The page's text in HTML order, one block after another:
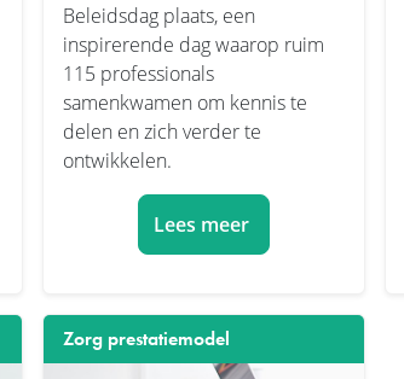
Beleidsdag plaats, een
inspirerende dag waarop ruim
115 professionals
samenkwamen om kennis te
delen en zich verder te
ontwikkelen.
Lees meer
Zorg prestatiemodel